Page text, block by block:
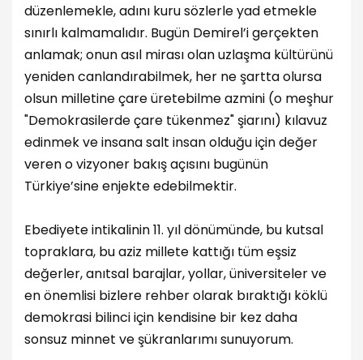
düzenlemekle, adını kuru sözlerle yad etmekle
sınırlı kalmamalıdır. Bugün Demirel’i gerçekten
anlamak; onun asıl mirası olan uzlaşma kültürünü
yeniden canlandırabilmek, her ne şartta olursa
olsun milletine çare üretebilme azmini (o meşhur
"Demokrasilerde çare tükenmez" şiarını) kılavuz
edinmek ve insana salt insan olduğu için değer
veren o vizyoner bakış açısını bugünün
Türkiye’sine enjekte edebilmektir.
Ebediyete intikalinin 11. yıl dönümünde, bu kutsal
topraklara, bu aziz millete kattığı tüm eşsiz
değerler, anıtsal barajlar, yollar, üniversiteler ve
en önemlisi bizlere rehber olarak bıraktığı köklü
demokrasi bilinci için kendisine bir kez daha
sonsuz minnet ve şükranlarımı sunuyorum.